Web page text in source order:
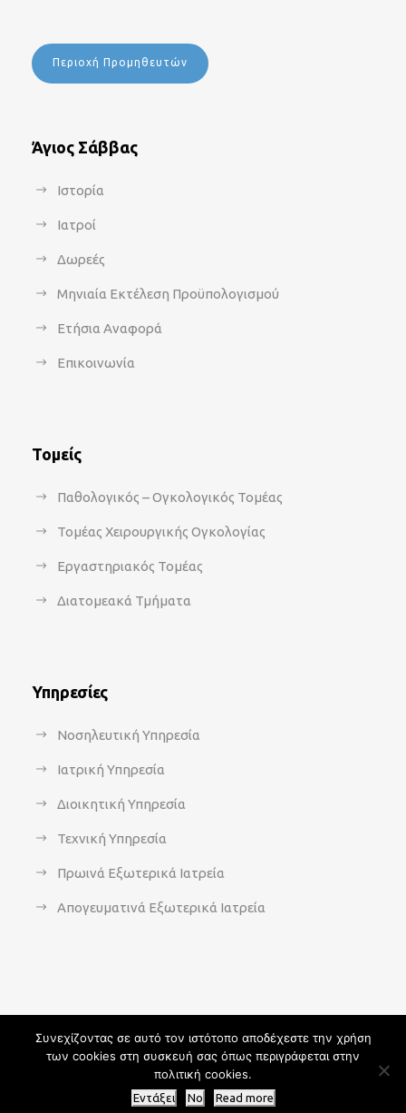
Περιοχή Προμηθευτών
Άγιος Σάββας
Ιστορία
Ιατροί
Δωρεές
Μηνιαία Εκτέλεση Προϋπολογισμού
Ετήσια Αναφορά
Επικοινωνία
Τομείς
Παθολογικός – Ογκολογικός Τομέας
Τομέας Χειρουργικής Ογκολογίας
Εργαστηριακός Τομέας
Διατομεακά Τμήματα
Υπηρεσίες
Νοσηλευτική Υπηρεσία
Ιατρική Υπηρεσία
Διοικητική Υπηρεσία
Τεχνική Υπηρεσία
Πρωινά Εξωτερικά Ιατρεία
Απογευματινά Εξωτερικά Ιατρεία
Copyright 2021 - agsavvas-hosp.gr - All Rights Reserved | An
Web-Creation powered by
Συνεχίζοντας σε αυτό τον ιστότοπο αποδέχεστε την χρήση
των cookies στη συσκευή σας όπως περιγράφεται στην
πολιτική cookies.
Εντάξει No Read more